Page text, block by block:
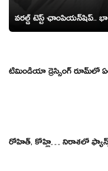
వరల్డ్ టెస్ట్ ఛాంపియన్‌షిప్..
టీమిండియా డ్రెస్సింగ్ రూమ్‌లో
రోహిత్, కోహ్లి… నిరాశలో